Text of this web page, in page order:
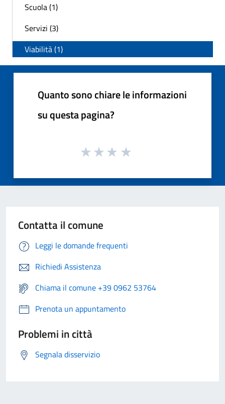
Scuola (1)
Servizi (3)
Viabilità (1)
Quanto sono chiare le informazioni
su questa pagina?
Contatta il comune
Leggi le domande frequenti
Richiedi Assistenza
Chiama il comune +39 0962 53764
Prenota un appuntamento
Problemi in città
Segnala disservizio